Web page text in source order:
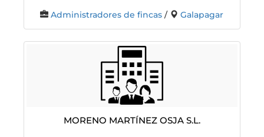
Administradores de fincas / Galapagar
Moreno Martínez Osja S.L.